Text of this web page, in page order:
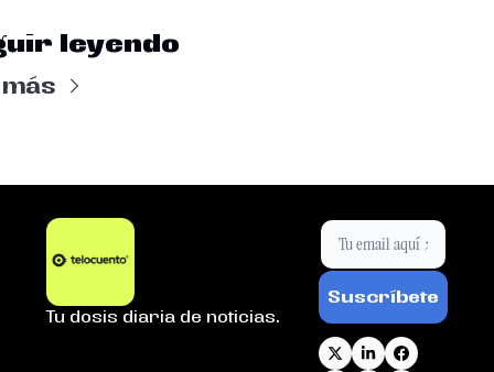
leyendo
Tu dosis diaria de noticias.
Suscríbete